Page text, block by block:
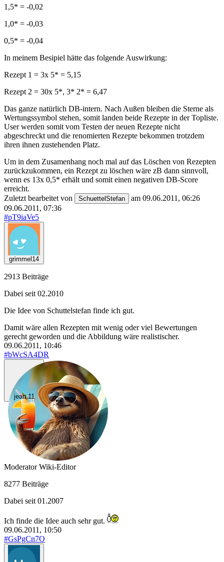
1,5* = -0,02
1,0* = -0,03
0,5* = -0,04
In meinem Besipiel hätte das folgende Auswirkung:
Rezept 1 = 3x 5* = 5,15
Rezept 2 = 30x 5*, 3* 2* = 6,47
Das ganze natürlich DB-intern. Nach Außen bleiben die Sterne als
Wertungssymbol stehen, somit landen beide Rezepte in der Topliste.
User werden somit vom Testen der neuen Rezepte nicht
abgeschreckt und die renomierten Rezepte bekommen trotzdem
ihren ihnen zustehenden Platz.
Um in dem Zusamenhang noch mal auf das Löschen von Rezepten
zurückzukommen, ein Rezept zu löschen wäre zB dann sinnvoll,
wenn es 13x 0,5* erhält und somit einen negativen DB-Score
erreicht.
Zuletzt bearbeitet von
SchuettelStefan
am 09.06.2011, 06:26
09.06.2011, 07:36
#pT9iaVe5
grimmel14
2913 Beiträge
Dabei seit 02.2010
Die Idee von Schuttelstefan finde ich gut.
Damit wäre allen Rezepten mit wenig oder viel Bewertungen
gerecht geworden und die Abbildung wäre realistischer.
09.06.2011, 10:46
#bWcSA4DR
jean.11
ModeratorWiki-Editor
8277 Beiträge
Dabei seit 01.2007
Ich finde die Idee auch sehr gut.
09.06.2011, 10:50
#GsPgCn7O